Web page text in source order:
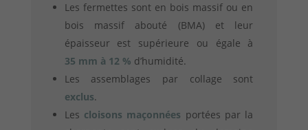
Les fermettes sont en bois massif ou en
bois massif abouté (BMA) et leur
épaisseur est supérieure ou égale à
35 mm à 12 % d’humidité.
Les assemblages par collage sont
exclus.
Les cloisons maçonnées portées par la